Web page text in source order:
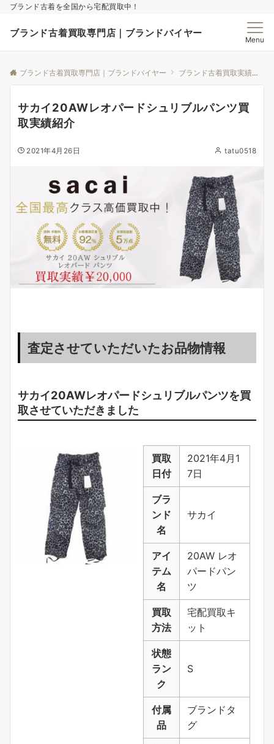
ブランド古着を全国から宅配買取中！
ブランド古着買取専門店｜ブランドバイヤー
Menu
ブランド古着買取専門店｜ブランドバイヤー ブランド古着買取実績｜ブランドバイヤー
サカイ20AWレオパードシュリブルパンツ買
取実績紹介
2021年4月26日 tatu0518
査定させていただいたお品物情報
サカイ20AWレオパードシュリブルパンツを買
取させていただきました
買取
日付
2021年4月1
7日
ブラ
ンド
名
サカイ
アイ
テム
名
20AW レオ
パードパン
ツ
買取
方法
宅配買取キ
ット
状態
ラン
ク
S
付属
品
ブランドタ
グ